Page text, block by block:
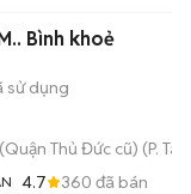
Bình khoẻ
sử dụng
Thủ Đức cũ) (P.
4.7 360 đã bán